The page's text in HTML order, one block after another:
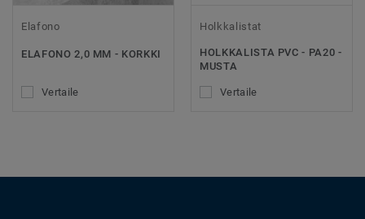
Elafono
ELAFONO 2,0 MM - KORKKI
Vertaile
Holkkalistat
HOLKKALISTA PVC - PA20 -
MUSTA
Vertaile